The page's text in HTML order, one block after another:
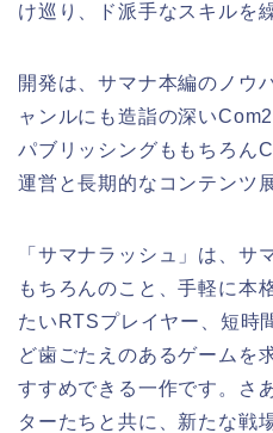
け巡り、ド派手なスキルを
開発は、サマナ本編のノウ
ャンルにも造詣の深い
パブリッシングももちろん
運営と長期的なコンテンツ
「サマナラッシュ」は、サ
もちろんのこと、手軽に本
たいRTSプレイヤー、短時
ど歯ごたえのあるゲームを
すすめできる一作です。さ
ターたちと共に、新たな戦